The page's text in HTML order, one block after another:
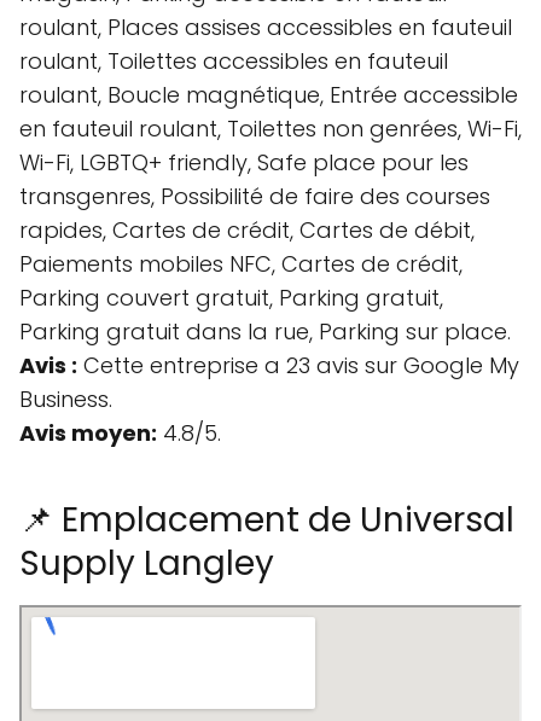
roulant, Places assises accessibles en fauteuil
roulant, Toilettes accessibles en fauteuil
roulant, Boucle magnétique, Entrée accessible
en fauteuil roulant, Toilettes non genrées, Wi-Fi,
Wi-Fi, LGBTQ+ friendly, Safe place pour les
transgenres, Possibilité de faire des courses
rapides, Cartes de crédit, Cartes de débit,
Paiements mobiles NFC, Cartes de crédit,
Parking couvert gratuit, Parking gratuit,
Parking gratuit dans la rue, Parking sur place.
Avis : Cette entreprise a 23 avis sur Google My
Business.
Avis moyen: 4.8/5.
📌 Emplacement de Universal
Supply Langley